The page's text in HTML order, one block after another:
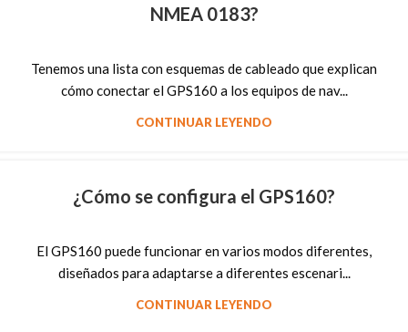
NMEA 0183?
Tenemos una lista con esquemas de cableado que explican
cómo conectar el GPS160 a los equipos de nav...
CONTINUAR LEYENDO
¿Cómo se configura el GPS160?
El GPS160 puede funcionar en varios modos diferentes,
diseñados para adaptarse a diferentes escenari...
CONTINUAR LEYENDO